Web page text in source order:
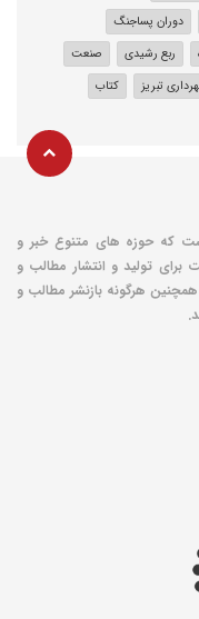
دوران پساجنگ
ربع رشیدی
صنعت
تبریز
کتاب
که حوزه های متنوع خبر و
تولید و انتشار مطالب و
هرگونه بازنشر مطالب و